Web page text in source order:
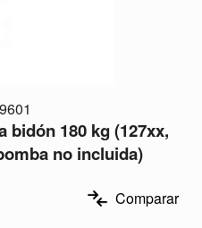
bidón 180 kg (127xx,
no incluida)
Comparar